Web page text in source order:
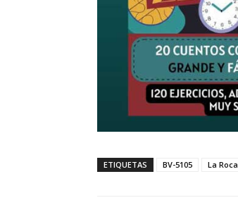
ETIQUETAS BV-5105 La Roca